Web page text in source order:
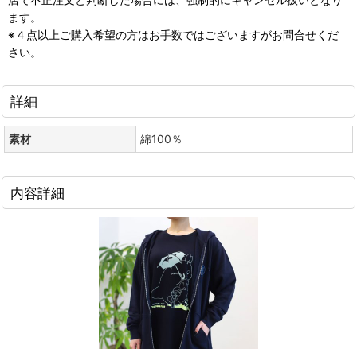
ます。
※４点以上ご購入希望の方はお手数ではございますがお問合せくだ
さい。
詳細
素材 綿100％
内容詳細